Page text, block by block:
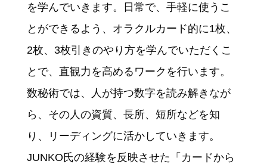
を学んでいきます。日常で、手軽に使うこ
とができるよう、オラクルカード的に1枚、
2枚、3枚引きのやり方を学んでいただくこ
とで、直観力を高めるワークを行います。
数秘術では、人が持つ数字を読み解きなが
ら、その人の資質、長所、短所などを知
り、リーディングに活かしていきます。
JUNKO氏の経験を反映させた「カードから